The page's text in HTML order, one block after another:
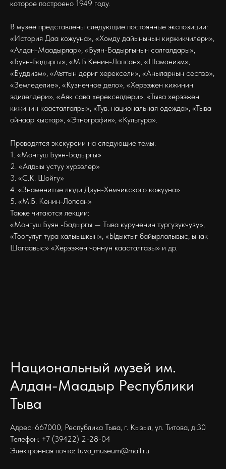
которое построено 1949 году.
В музее представлены следующие постоянные экспозиции:
«История Даа кожууна», «Хомду дайынынын киржикчилери»,
«Алдан-Маадырлар», «Буян-Бадыргынын салгалдары»,
«Буян-Бадыргы», «М.Б.Кенин-Лопсан», «Шаманизм»,
«Буддизм», «Аъттын дериг херексели», «Аныларнын сеспээ»,
«Земледелие», «Кузнечное дело», «Херээжен кижинин
эдилелдери», «Аяк сава херекселдери», «Тыва херээжен
кижинин каасталгалры», «Тув. национальная одежда», «Тыва
ойнаар кыстар», «Этнография», «Культура».
Проводятся экскурсии на следующие темы:
1. «Монгуш Буян-Бадыргы»
2. «Алдыы устуу хурээлер»
3. «С.К. Шойгу»
4. «Знаменитые люди Дзун-Хемчикского кожууна»
5. «М.Б. Кенин-Лопсан»
Также читаются лекции:
«Монгуш Буян -Бадыргы — Тыва куруненин тургузукчузу»,
«Тоогулуг тура халыышкын», «Ыдыктыг байырлалывыс, ынак
Шагаавыс» «Херээжен чоннун каасталгазы» и др.
Национальный музей им.
Алдан-Маадыр Республики
Тыва
Адрес: 667000, Республика Тыва, г. Кызыл, ул. Титова, д.30
Телефон: +7 (39422) 2-28-04
Электронная почта: tuva_museum@mail.ru